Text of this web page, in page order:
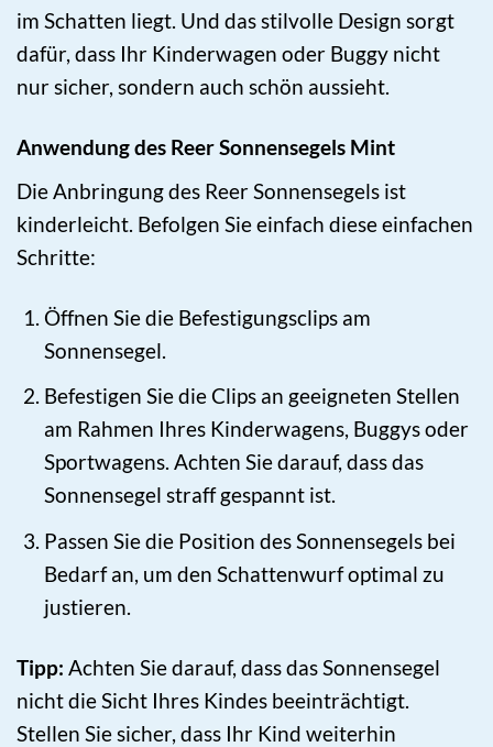
im Schatten liegt. Und das stilvolle Design sorgt
dafür, dass Ihr Kinderwagen oder Buggy nicht
nur sicher, sondern auch schön aussieht.
Anwendung des Reer Sonnensegels Mint
Die Anbringung des Reer Sonnensegels ist
kinderleicht. Befolgen Sie einfach diese einfachen
Schritte:
Öffnen Sie die Befestigungsclips am
Sonnensegel.
Befestigen Sie die Clips an geeigneten Stellen
am Rahmen Ihres Kinderwagens, Buggys oder
Sportwagens. Achten Sie darauf, dass das
Sonnensegel straff gespannt ist.
Passen Sie die Position des Sonnensegels bei
Bedarf an, um den Schattenwurf optimal zu
justieren.
Tipp: Achten Sie darauf, dass das Sonnensegel
nicht die Sicht Ihres Kindes beeinträchtigt.
Stellen Sie sicher, dass Ihr Kind weiterhin